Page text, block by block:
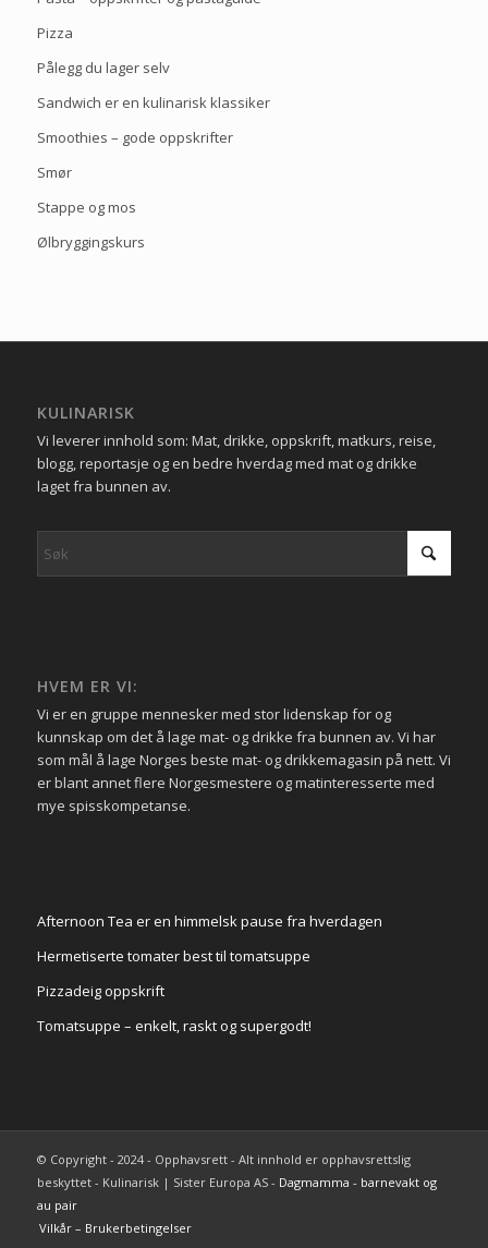
Pizza
Pålegg du lager selv
Sandwich er en kulinarisk klassiker
Smoothies – gode oppskrifter
Smør
Stappe og mos
Ølbryggingskurs
KULINARISK
Vi leverer innhold som: Mat, drikke, oppskrift, matkurs, reise,
blogg, reportasje og en bedre hverdag med mat og drikke
laget fra bunnen av.
HVEM ER VI:
Vi er en gruppe mennesker med stor lidenskap for og
kunnskap om det å lage mat- og drikke fra bunnen av. Vi har
som mål å lage Norges beste mat- og drikkemagasin på nett. Vi
er blant annet flere Norgesmestere og matinteresserte med
mye spisskompetanse.
Afternoon Tea er en himmelsk pause fra hverdagen
Hermetiserte tomater best til tomatsuppe
Pizzadeig oppskrift
Tomatsuppe – enkelt, raskt og supergodt!
© Copyright - 2024 - Opphavsrett - Alt innhold er opphavsrettslig
beskyttet - Kulinarisk | Sister Europa AS - Dagmamma - barnevakt og
au pair
Vilkår – Brukerbetingelser